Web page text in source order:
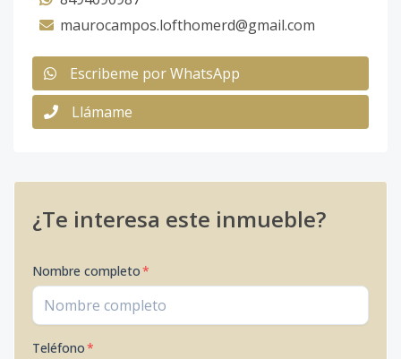
maurocampos.lofthomerd@gmail.com
Escribeme por WhatsApp
Llámame
¿Te interesa este inmueble?
Nombre completo*
Teléfono*